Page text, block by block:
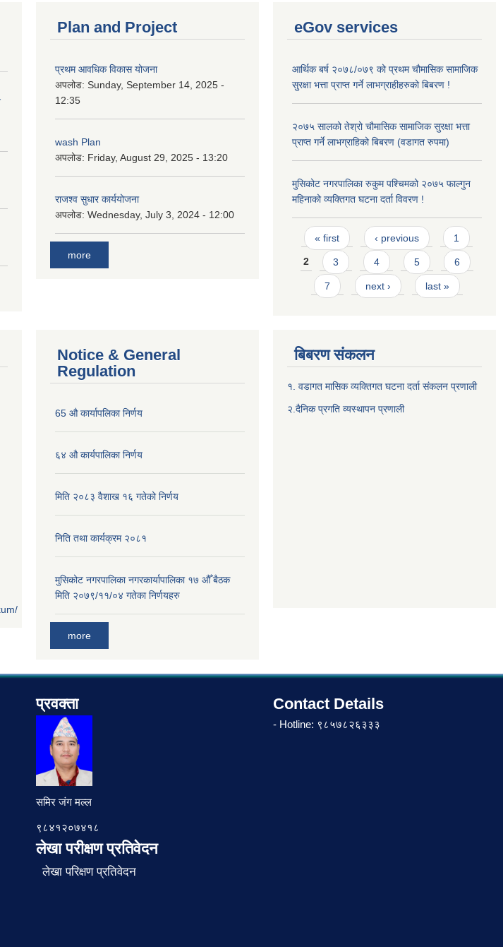
Plan and Project
प्रथम आवधिक विकास योजना
अपलोड: Sunday, September 14, 2025 -
12:35
wash Plan
अपलोड: Friday, August 29, 2025 - 13:20
राजश्व सुधार कार्ययोजना
अपलोड: Wednesday, July 3, 2024 - 12:00
more
eGov services
आर्थिक बर्ष २०७८/०७९ को प्रथम चौमासिक सामाजिक
सुरक्षा भत्ता प्राप्त गर्ने लाभग्राहीहरुको बिबरण !
२०७५ सालको तेश्रो चौमासिक सामाजिक सुरक्षा भत्ता
प्राप्त गर्ने लाभग्राहिको बिबरण (वडागत रुपमा)
मुसिकोट नगरपालिका रुकुम पश्चिमको २०७५ फाल्गुन
महिनाको व्यक्तिगत घटना दर्ता विवरण !
Pages
« first ‹ previous 1
2 3 4 5 6
7 next › last »
Notice & General
Regulation
65 औ कार्यापलिका निर्णय
६४ औ कार्यपालिका निर्णय
मिति २०८३ वैशाख १६ गतेको निर्णय
निति तथा कार्यक्रम २०८१
मुसिकोट नगरपालिका नगरकार्यापालिका १७ औँ बैठक
मिति २०७९/११/०४ गतेका निर्णयहरु
more
बिबरण संकलन
१. वडागत मासिक व्यक्तिगत घटना दर्ता संकलन प्रणाली
२.दैनिक प्रगति व्यस्थापन प्रणाली
प्रवक्ता
समिर जंग मल्ल
९८४१२०७४१८
लेखा परीक्षण प्रतिवेदन
लेखा परिक्षण प्रतिवेदन
Contact Details
- Hotline: ९८५७८२६३३३